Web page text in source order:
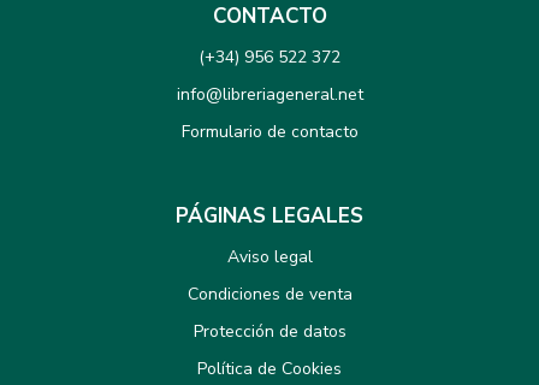
CONTACTO
(+34) 956 522 372
info@libreriageneral.net
Formulario de contacto
PÁGINAS LEGALES
Aviso legal
Condiciones de venta
Protección de datos
Política de Cookies